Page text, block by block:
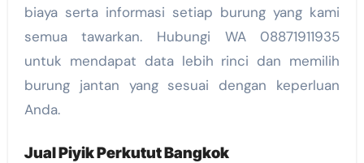
biaya serta informasi setiap burung yang kami
semua tawarkan. Hubungi WA 08871911935
untuk mendapat data lebih rinci dan memilih
burung jantan yang sesuai dengan keperluan
Anda.
Jual Piyik Perkutut Bangkok